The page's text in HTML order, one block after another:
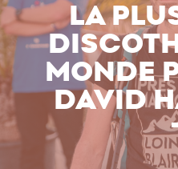
LA
MONDE
DAVID